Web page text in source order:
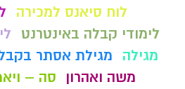
לוח סיאנס למכירה
לימודי קבלה באינטרנט
מגילה
מגילת אסתר
משה ואהרון
סה –